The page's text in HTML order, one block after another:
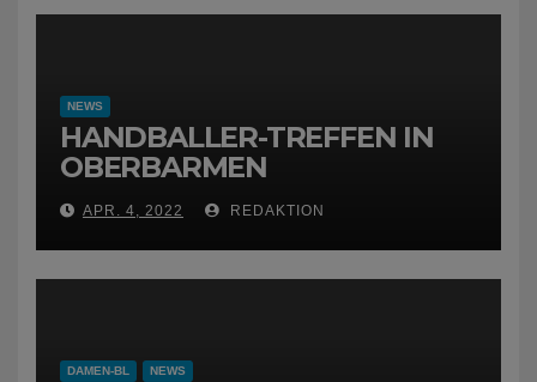
NEWS
HANDBALLER-TREFFEN IN
OBERBARMEN
APR. 4, 2022 REDAKTION
DAMEN-BL NEWS